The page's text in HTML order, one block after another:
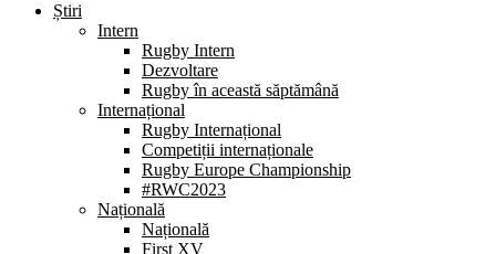
Știri
Intern
Rugby Intern
Dezvoltare
Rugby în această săptămână
Internațional
Rugby Internațional
Competiții internaționale
Rugby Europe Championship
#RWC2023
Națională
Națională
First XV